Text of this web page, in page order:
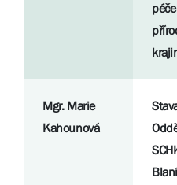
Mgr. Marie
Kahounová